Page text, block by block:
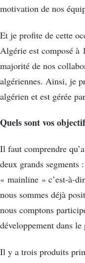
motivation de nos
Et je profite de cette
Algérie est composé à
majorité de nos
algériennes. Ainsi, je
algérien et est gérée
Quels sont vos
Il faut comprendre
deux grands segments
« mainline » c’est-à-
nous sommes déjà
nous comptons
développement dans le
Il y a trois produits